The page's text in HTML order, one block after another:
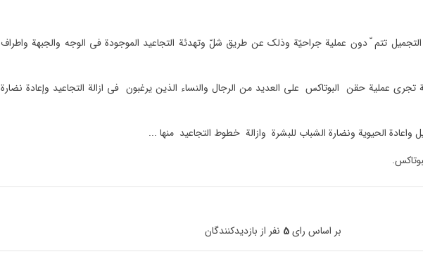
تتم ّ دون عملیة جراحیّة وذلک عن طریق شلّ وتهدئة التجاعید الموجودة فی الوجه والجبهة واطراف
تجری عملیة حقن البوتاکس علی العدید من الرجال والنساء الذین یرغبون فی ازالة التجاعید وإعادة نضارة
واعادة الحیویة ونضارة الشباب للبشرة وازالة خطوط التجاعید منها ...
بر اساس رای5 نفر از بازدیدکنندگان